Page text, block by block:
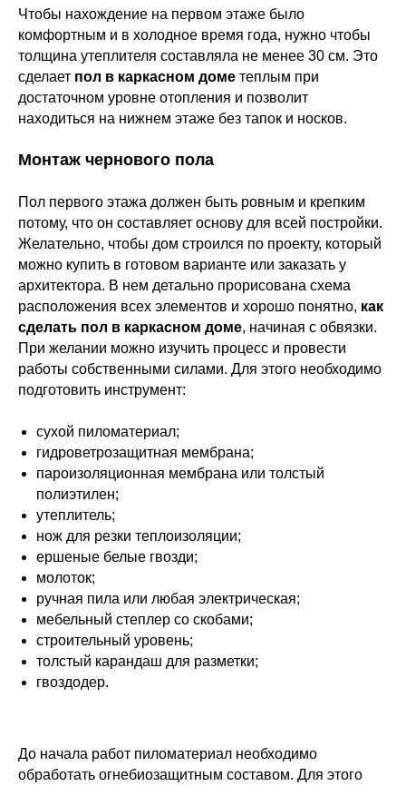
Чтобы нахождение на первом этаже было
комфортным и в холодное время года, нужно чтобы
толщина утеплителя составляла не менее 30 см. Это
сделает пол в каркасном доме теплым при
достаточном уровне отопления и позволит
находиться на нижнем этаже без тапок и носков.
Монтаж чернового пола
Пол первого этажа должен быть ровным и крепким
потому, что он составляет основу для всей постройки.
Желательно, чтобы дом строился по проекту, который
можно купить в готовом варианте или заказать у
архитектора. В нем детально прорисована схема
расположения всех элементов и хорошо понятно, как
сделать пол в каркасном доме, начиная с обвязки.
При желании можно изучить процесс и провести
работы собственными силами. Для этого необходимо
подготовить инструмент:
сухой пиломатериал;
гидроветрозащитная мембрана;
пароизоляционная мембрана или толстый
полиэтилен;
утеплитель;
нож для резки теплоизоляции;
ершеные белые гвозди;
молоток;
ручная пила или любая электрическая;
мебельный степлер со скобами;
строительный уровень;
толстый карандаш для разметки;
гвоздодер.
До начала работ пиломатериал необходимо
обработать огнебиозащитным составом. Для этого